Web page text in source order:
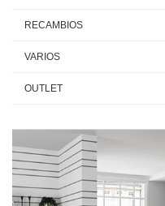
RECAMBIOS
VARIOS
OUTLET